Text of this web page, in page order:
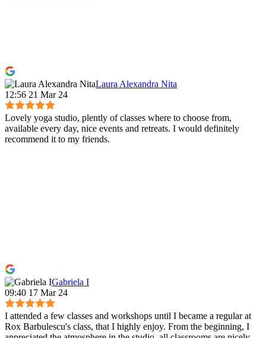
Laura Alexandra Nita
12:56 21 Mar 24
Lovely yoga studio, plently of classes where to choose from,
available every day, nice events and retreats. I would definitely
recommend it to my friends.
Gabriela I
09:40 17 Mar 24
I attended a few classes and workshops until I became a regular at
Rox Barbulescu's class, that I highly enjoy. From the beginning, I